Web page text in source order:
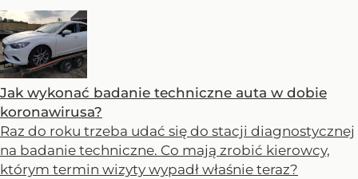
Jak wykonać badanie techniczne auta w dobie
koronawirusa?
Raz do roku trzeba udać się do stacji diagnostycznej
na badanie techniczne. Co mają zrobić kierowcy,
którym termin wizyty wypadł właśnie teraz?